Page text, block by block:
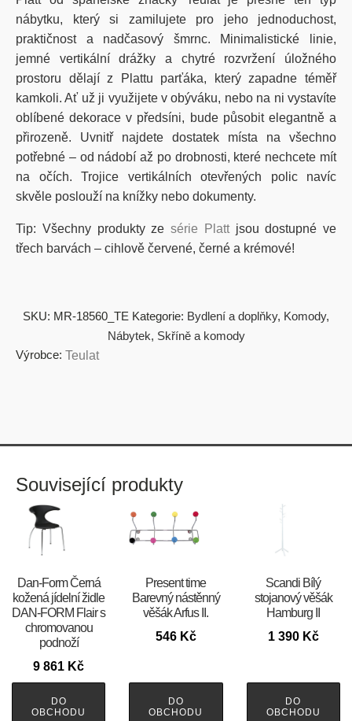
nábytku, který si zamilujete pro jeho jednoduchost,
praktičnost a nadčasový šmrnc. Minimalistické linie,
jemné vertikální drážky a chytré rozvržení úložného
prostoru dělají z Plattu parťáka, který zapadne téměř
kamkoli. Ať už ji využijete v obýváku, nebo na ni vystavíte
oblíbené dekorace v předsíni, bude působit elegantně a
přirozeně. Uvnitř najdete dostatek místa na všechno
potřebné – od nádobí až po drobnosti, které nechcete mít
na očích. Trojice vertikálních otevřených polic navíc
skvěle poslouží na knížky nebo dokumenty.
Tip: Všechny produkty ze série Plattjsou dostupné ve
třech barvách – cihlově červené, černé a krémové!
SKU: MR-18560_TE Kategorie: Bydlení a doplňky, Komody,
Nábytek, Skříně a komody
Výrobce: Teulat
Související produkty
​​​​​Dan-Form Černá
kožená jídelní židle
DAN-FORM Flair s
chromovanou
podnoží
9 861 Kč
DO
OBCHODU
Present time
Barevný nástěnný
věšák Arfus II.
546 Kč
DO
OBCHODU
Scandi Bílý
stojanový věšák
Hamburg II
1 390 Kč
DO
OBCHODU